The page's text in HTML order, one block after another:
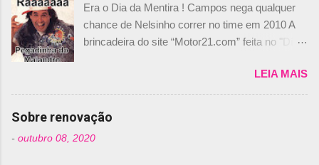
r
i
o
Era o Dia da Mentira ! Campos nega qualquer
chance de Nelsinho correr no time em 2010 A
brincadeira do site “Motor21.com” feita no "Día
de abril –, afirmando que Nelson Piquet havia
comprado 15% das ações da Campos, dando,
com isso, um lugar no time a Nelsinho Piquet,
foi esclarecida de uma vez por todas por
Daniele Audetto, diretor da escuderia. O
LEIA MAIS
Sobre renovação
- outubro 08, 2020